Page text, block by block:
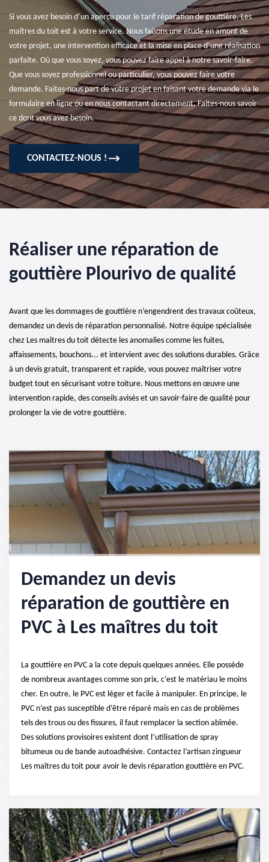
Si vous avez besoin d’un aperçu pour le tarif réparation de gouttière, Les
maîtres du toit est à votre service. Nous faisons une étude en amont de
votre projet, une intervention efficace et la mise en place d’une réalisation
parfaite. Où que vous soyez, vous pouvez faire appel à notre savoir-faire.
Que vous soyez professionnel ou particulier, vous pouvez faire votre
demande. Faites-nous part de votre projet en faisant votre demande via le
formulaire en ligne ou en nous contactant directement. Faites-nous savoir
ce dont vous avez besoin.
CONTACTEZ-NOUS !
Réaliser une réparation de
gouttière Plourivo de qualité
Avant que les dommages de gouttière n’engendrent des travaux coûteux,
demandez un devis de réparation personnalisé. Notre équipe spécialisée
chez Les maîtres du toit détecte les anomalies comme les fuites,
affaissements, bouchons... et intervient avec des solutions durables. Grâce
à un devis gratuit, transparent et rapide, vous pouvez maîtriser votre
budget tout en sécurisant votre toiture. Nous mettons en œuvre une
intervention rapide, des conseils avisés et un savoir-faire de qualité pour
prolonger la vie de votre gouttière.
Demandez un devis
réparation de gouttière en
PVC à Les maîtres du toit
La gouttière en PVC a la cote depuis quelques années. Elle possède
de nombreux avantages comme son prix, c’est le matériau le moins
cher. En outre, le PVC est léger et facile à manipuler. En principe, le
PVC n’est pas susceptible d’être réparé mais en cas de problèmes
tels des trous ou des fissures, il faut remplacer la section abîmée.
Des solutions provisoires existent dont l’utilisation de spray
bitumeux ou de bande autoadhésive. Contactez l’artisan zingueur
Les maîtres du toit pour avoir le devis réparation gouttière en PVC.